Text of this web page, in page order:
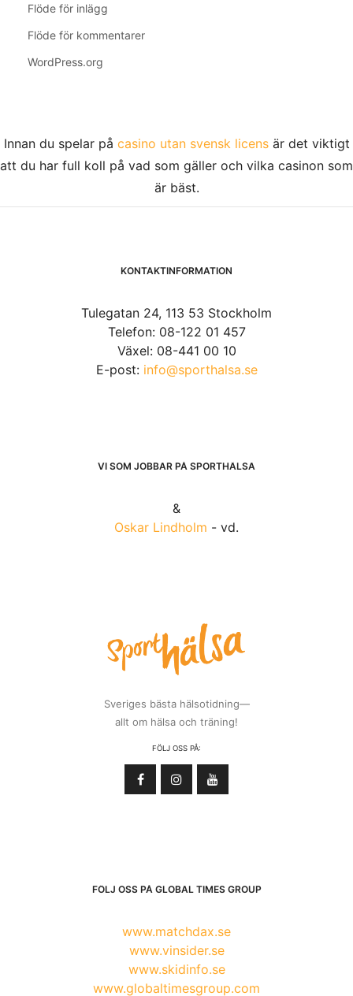
Flöde för inlägg
Flöde för kommentarer
WordPress.org
Innan du spelar på casino utan svensk licensär det viktigt
att du har full koll på vad som gäller och vilka casinon som
är bäst.
KONTAKTINFORMATION
Tulegatan 24, 113 53 Stockholm
Telefon: 08-122 01 457
Växel: 08-441 00 10
E-post: info@sporthalsa.se
VI SOM JOBBAR PÅ SPORTHÄLSA
&
Oskar Lindholm - vd.
Sveriges bästa hälsotidning—
allt om hälsa och träning!
FÖLJ OSS PÅ:
FÖLJ OSS PÅ GLOBAL TIMES GROUP
www.matchdax.se
www.vinsider.se
www.skidinfo.se
www.globaltimesgroup.com